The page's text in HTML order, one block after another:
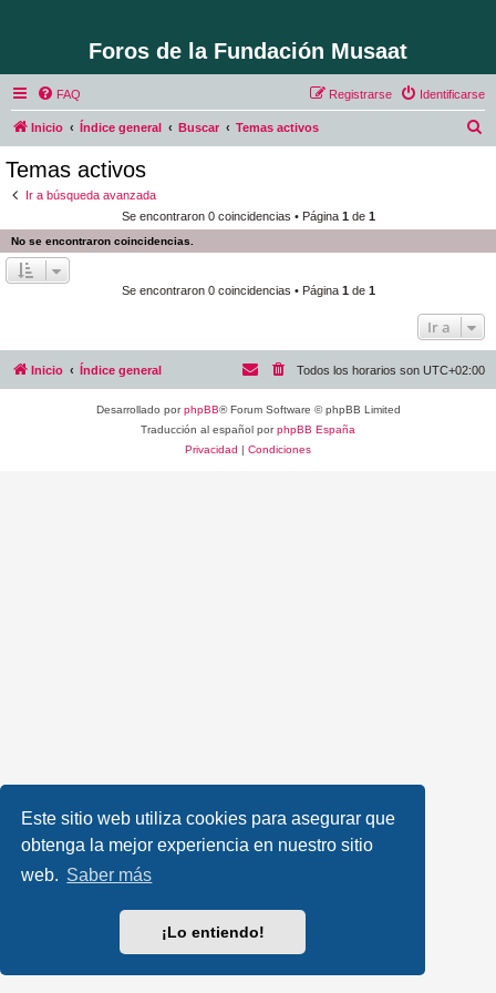
Este sitio web utiliza cookies para asegurar que
obtenga la mejor experiencia en nuestro sitio
web. Saber más
¡Lo entiendo!
Foros de la Fundación Musaat
FAQ Identificarse
Registrarse
Inicio Índice general Buscar Temas activos
a
Temas activos
Ir a búsqueda avanzada
Se encontraron 0 coincidencias • Página 1 de 1
No se encontraron coincidencias.
Se encontraron 0 coincidencias • Página 1 de 1
Ir a
Inicio Índice general Todos los horarios son UTC+02:00
Desarrollado porphpBB® Forum Software © phpBB Limited
Traducción al español porphpBB España
Privacidad | Condiciones